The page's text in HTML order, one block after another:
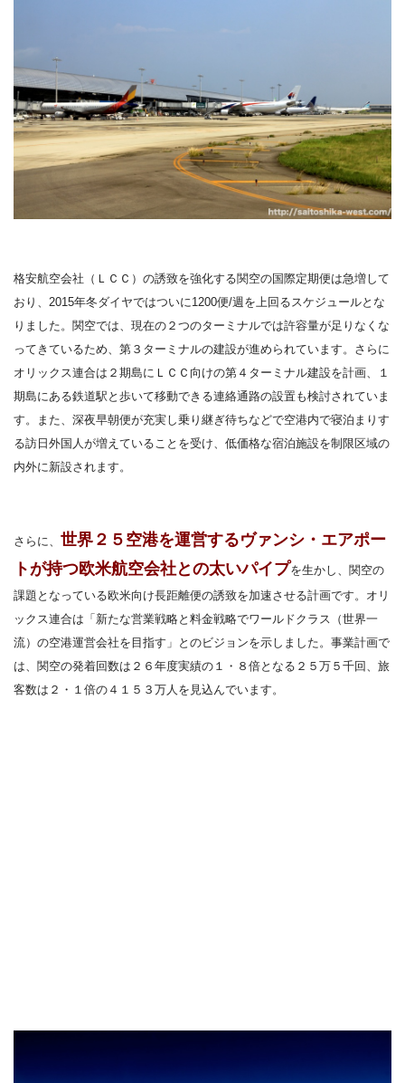
格安航空会社（ＬＣＣ）の誘致を強化する関空の国際定期便は急増して
おり、2015年冬ダイヤではついに1200便/週を上回るスケジュールとな
りました。関空では、現在の２つのターミナルでは許容量が足りなくな
ってきているため、第３ターミナルの建設が進められています。さらに
オリックス連合は２期島にＬＣＣ向けの第４ターミナル建設を計画、１
期島にある鉄道駅と歩いて移動できる連絡通路の設置も検討されていま
す。また、深夜早朝便が充実し乗り継ぎ待ちなどで空港内で寝泊まりす
る訪日外国人が増えていることを受け、低価格な宿泊施設を制限区域の
内外に新設されます。
さらに、 世界２５空港を運営するヴァンシ・エアポー
トが持つ欧米航空会社との太いパイプを生かし、関空の
課題となっている欧米向け長距離便の誘致を加速させる計画です。オリ
ックス連合は「新たな営業戦略と料金戦略でワールドクラス（世界一
流）の空港運営会社を目指す」とのビジョンを示しました。事業計画で
は、関空の発着回数は２６年度実績の１・８倍となる２５万５千回、旅
客数は２・１倍の４１５３万人を見込んでいます。